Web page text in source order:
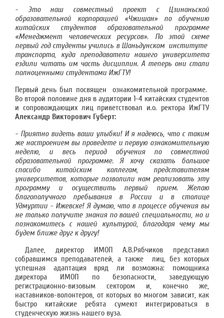
- Это наш совместный проект с Цзинаньской
образовательной корпорацией «Чжишан» по обучению
китайских студентов образовательной программе
«Менеджмент человеческих ресурсов». По этой схеме
первый год студенты учились в Шаньдунском институте
транспорта, куда преподаватели нашего университета
ездили читать им часть дисциплин. А теперь они стали
полноценными студентами ИжГТУ!
Первый день был посвящен ознакомительной программе.
Во второй половине дня в аудитории 1-4 китайских студентов
и сопровождающих лиц приветствовал и.о. ректора ИжГТУ
Александр Викторович Губерт:
- Приятно видеть ваши улыбки! И я надеюсь, что с таким
же настроением вы проведете и первую ознакомительную
неделю, и весь период обучения по совместной
образовательной программе. Я хочу сказать большое
спасибо китайским коллегам, представителям
университетов, которые позволили нам реализовать эту
программу и осуществить первый прием. Желаю
благополучного пребывания в России и в столице
Удмуртии - Ижевске! Я думаю, что в процессе обучения вы
не только получите знания по вашей специальности, но и
познакомитесь с нашей культурой, благодаря чему мы
будем ближе друг к другу!
Далее, директор ИМОП А.В.Рябчиков представил
собравшимся преподавателей, а также лиц, без которых
успешная адаптация вряд ли возможна: помощника
директора ИМОП по безопасности, заведующую
регистрационно-визовым сектором и, конечно же,
наставников-волонтеров, от которых во многом зависит, как
быстро китайские ребята сумеют интегрироваться в
студенческую жизнь нашего вуза.